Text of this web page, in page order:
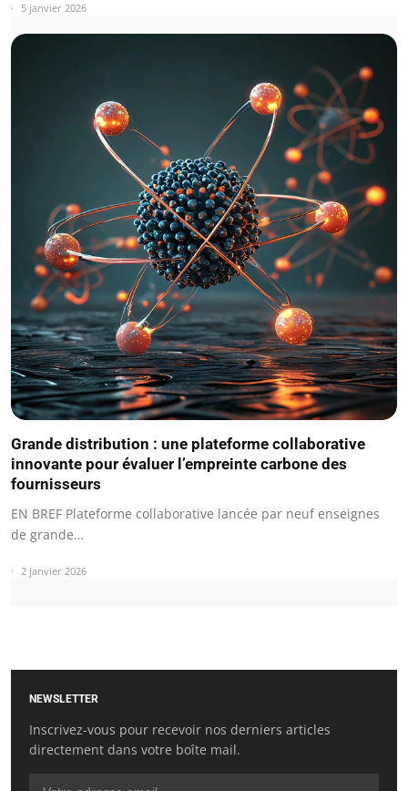
5 janvier 2026
Grande distribution : une plateforme collaborative
innovante pour évaluer l’empreinte carbone des
fournisseurs
EN BREF Plateforme collaborative lancée par neuf enseignes
de grande…
2 janvier 2026
NEWSLETTER
Inscrivez-vous pour recevoir nos derniers articles
directement dans votre boîte mail.